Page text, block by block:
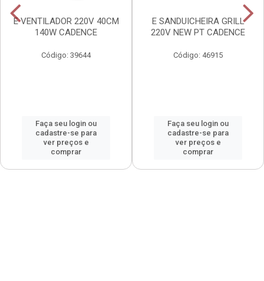
E VENTILADOR 220V 40CM
140W CADENCE
Código: 39644
Faça seu login ou
cadastre-se para
ver preços e
comprar
E SANDUICHEIRA GRILL
220V NEW PT CADENCE
Código: 46915
Faça seu login ou
cadastre-se para
ver preços e
comprar